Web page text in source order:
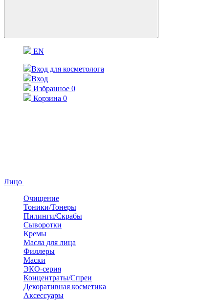
EN
Вход для косметолога
Вход
Избранное 0
Корзина 0
Лицо
Очищение
Тоники/Тонеры
Пилинги/Скрабы
Сыворотки
Кремы
Масла для лица
Филлеры
Маски
ЭКО-серия
Концентраты/Спреи
Декоративная косметика
Аксессуары